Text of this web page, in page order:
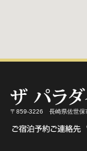
〒859-3226 長崎県佐世保